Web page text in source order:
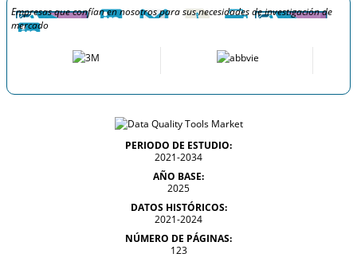
Empresas que confían en nosotros para sus necesidades de investigación de
mercado
PERIODO DE ESTUDIO:
2021-2034
AÑO BASE:
2025
DATOS HISTÓRICOS:
2021-2024
NÚMERO DE PÁGINAS:
123